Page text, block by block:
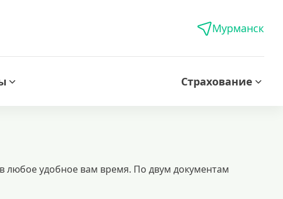
Мурманск
Страхование
любое удобное вам время. По двум документам